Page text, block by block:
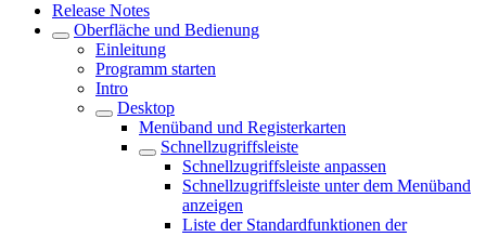
Release Notes
Oberfläche und Bedienung
Einleitung
Programm starten
Intro
Desktop
Menüband und Registerkarten
Schnellzugriffsleiste
Schnellzugriffsleiste anpassen
Schnellzugriffsleiste unter dem Menüband
anzeigen
Liste der Standardfunktionen der